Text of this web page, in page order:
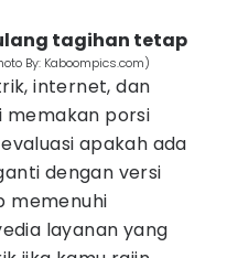
tagihan tetap
By: Kaboompics.com)
internet, dan
memakan porsi
apakah ada
dengan versi
memenuhi
layanan yang